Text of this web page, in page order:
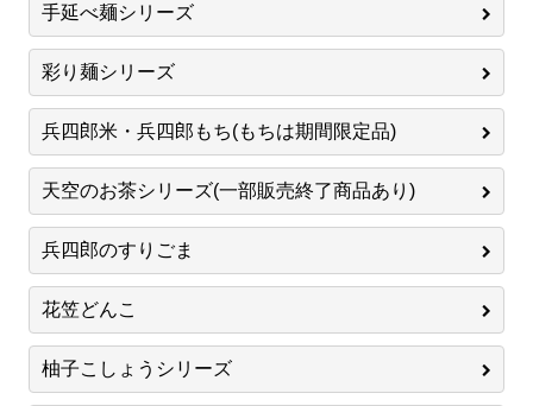
手延べ麺シリーズ
彩り麺シリーズ
兵四郎米・兵四郎もち(もちは期間限定品)
天空のお茶シリーズ(一部販売終了商品あり)
兵四郎のすりごま
花笠どんこ
柚子こしょうシリーズ